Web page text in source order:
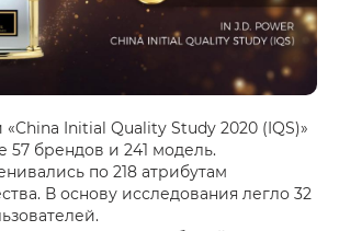
Initial Quality Study 2020 (IQS)»
57 брендов и 241 модель.
по 218 атрибутам
В основу исследования легло 32